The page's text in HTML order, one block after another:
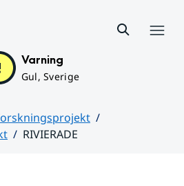
Varning
Gul, Sverige
RIVIERADE